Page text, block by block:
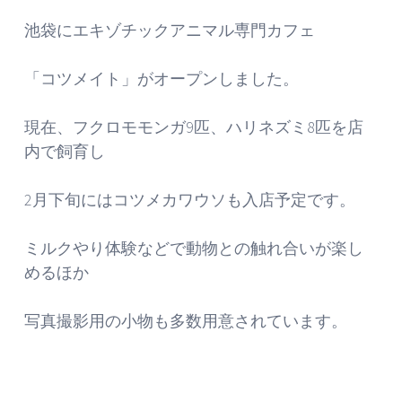
池袋にエキゾチックアニマル専門カフェ
「コツメイト」がオープンしました。
現在、フクロモモンガ9匹、ハリネズミ8匹を店
内で飼育し
2月下旬にはコツメカワウソも入店予定です。
ミルクやり体験などで動物との触れ合いが楽し
めるほか
写真撮影用の小物も多数用意されています。